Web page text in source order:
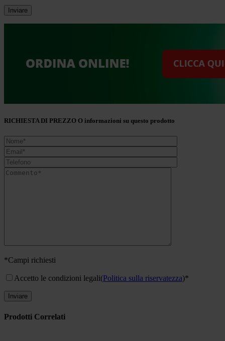
RICHIESTA DI PREZZO O informazioni su questo prodotto
*Campi richiesti
Accetto le condizioni legali(Politica sulla riservatezza)*
Prodotti Correlati